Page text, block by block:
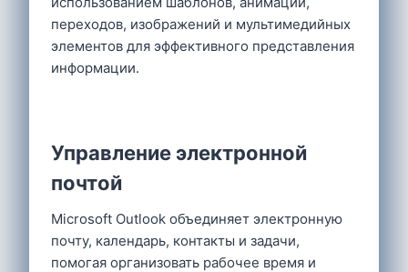
переходов, изображений и мультимедийных
элементов для эффективного представления
информации.
Управление электронной
почтой
Microsoft Outlook объединяет электронную
почту, календарь, контакты и задачи,
помогая организовать рабочее время и